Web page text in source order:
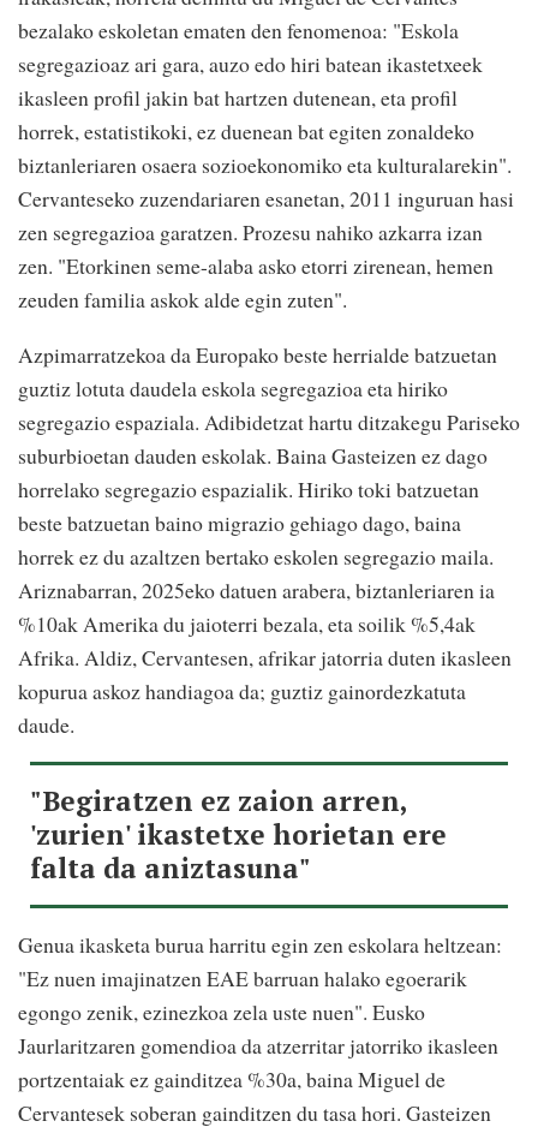
bezalako eskoletan ematen den fenomenoa: "Eskola
segregazioaz ari gara, auzo edo hiri batean ikastetxeek
ikasleen profil jakin bat hartzen dutenean, eta profil
horrek, estatistikoki, ez duenean bat egiten zonaldeko
biztanleriaren osaera sozioekonomiko eta kulturalarekin".
Cervanteseko zuzendariaren esanetan, 2011 inguruan hasi
zen segregazioa garatzen. Prozesu nahiko azkarra izan
zen. "Etorkinen seme-alaba asko etorri zirenean, hemen
zeuden familia askok alde egin zuten".
Azpimarratzekoa da Europako beste herrialde batzuetan
guztiz lotuta daudela eskola segregazioa eta hiriko
segregazio espaziala. Adibidetzat hartu ditzakegu Pariseko
suburbioetan dauden eskolak. Baina Gasteizen ez dago
horrelako segregazio espazialik. Hiriko toki batzuetan
beste batzuetan baino migrazio gehiago dago, baina
horrek ez du azaltzen bertako eskolen segregazio maila.
Ariznabarran, 2025eko datuen arabera, biztanleriaren ia
%10ak Amerika du jaioterri bezala, eta soilik %5,4ak
Afrika. Aldiz, Cervantesen, afrikar jatorria duten ikasleen
kopurua askoz handiagoa da; guztiz gainordezkatuta
daude.
"Begiratzen ez zaion arren,
'zurien' ikastetxe horietan ere
falta da aniztasuna"
Genua ikasketa burua harritu egin zen eskolara heltzean:
"Ez nuen imajinatzen EAE barruan halako egoerarik
egongo zenik, ezinezkoa zela uste nuen". Eusko
Jaurlaritzaren gomendioa da atzerritar jatorriko ikasleen
portzentaiak ez gainditzea %30a, baina Miguel de
Cervantesek soberan gainditzen du tasa hori. Gasteizen